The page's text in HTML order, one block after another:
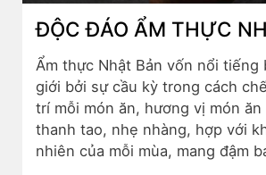
ĐỘC ĐÁO ẨM THỰC
Ẩm thực Nhật Bản vốn nổi tiếng
giới bởi sự cầu kỳ trong cách
trí mỗi món ăn, hương vị món
thanh tao, nhẹ nhàng, hợp với
nhiên của mỗi mùa, mang đậm